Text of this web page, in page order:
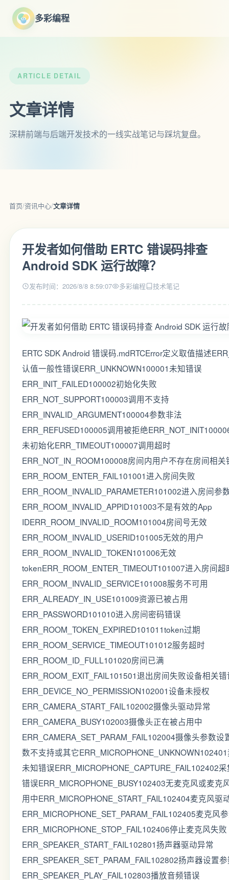
多彩编程
ARTICLE DETAIL
文章详情
深耕前端与后端开发技术的一线实战笔记与踩坑复盘。
首页/资讯中心/文章详情
开发者如何借助 ERTC 错误码排查
Android SDK 运行故障？
发布时间：2026/8/8 8:59:07 多彩编程 技术笔记
ERTC SDK Android 错误码.mdRTCError定义取值描述
认值一般性错误ERR_UNKNOWN100001未知错误
ERR_INIT_FAILED100002初始化失败
ERR_NOT_SUPPORT100003调用不支持
ERR_INVALID_ARGUMENT100004参数非法
ERR_REFUSED100005调用被拒绝
未初始化ERR_TIMEOUT100007调用超时
ERR_NOT_IN_ROOM100008房间内用户不存在房间相关
ERR_ROOM_ENTER_FAIL101001进入房间失败
ERR_ROOM_INVALID_PARAMETER101002进入房间参
ERR_ROOM_INVALID_APPID101003不是有效的App
IDERR_ROOM_INVALID_ROOM101004房间号无效
ERR_ROOM_INVALID_USERID101005无效的用户
ERR_ROOM_INVALID_TOKEN101006无效
tokenERR_ROOM_ENTER_TIMEOUT101007进入房间超
ERR_ROOM_INVALID_SERVICE101008服务不可用
ERR_ALREADY_IN_USE101009资源已被占用
ERR_PASSWORD101010进入房间密码错误
ERR_ROOM_TOKEN_EXPIRED101011token过期
ERR_ROOM_SERVICE_TIMEOUT101012服务超时
ERR_ROOM_ID_FULL101020房间已满
ERR_ROOM_EXIT_FAIL101501退出房间失败设备相关
ERR_DEVICE_NO_PERMISSION102001设备未授权
ERR_CAMERA_START_FAIL102002摄像头驱动异常
ERR_CAMERA_BUSY102003摄像头正在被占用中
ERR_CAMERA_SET_PARAM_FAIL102004摄像头参数设
数不支持或其它
未知错误ERR_MICROPHONE_CAPTURE_FAIL102402
错误ERR_MICROPHONE_BUSY102403无麦克风或麦克
用中ERR_MICROPHONE_START_FAIL102404麦克风驱
ERR_MICROPHONE_SET_PARAM_FAIL102405麦克风
ERR_MICROPHONE_STOP_FAIL102406停止麦克风失败
ERR_SPEAKER_START_FAIL102801扬声器驱动异常
ERR_SPEAKER_SET_PARAM_FAIL102802扬声器设置
ERR_SPEAKER_PLAY_FAIL102803播放音频错误